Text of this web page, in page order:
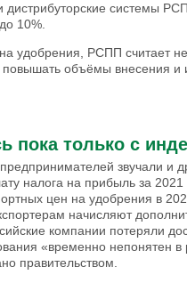
дистрибуторские системы
10%.
удобрения, РСПП считает
объёмы внесения и
пока только с
звучали и
налога на прибыль за
цен на удобрения в
начисляют
компании потеряли
«временно непонятен
правительством.